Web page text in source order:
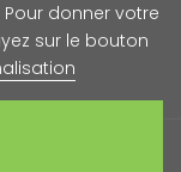
donner votre
sur le bouton